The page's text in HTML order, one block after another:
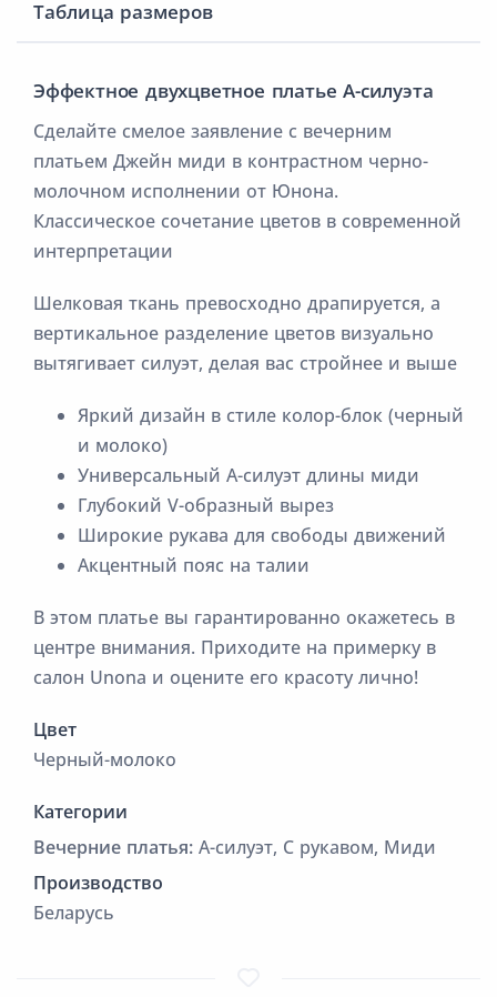
Таблица размеров
Эффектное двухцветное платье А-силуэта
Сделайте смелое заявление с вечерним
платьем Джейн миди в контрастном черно-
молочном исполнении от Юнона.
Классическое сочетание цветов в современной
интерпретации
Шелковая ткань превосходно драпируется, а
вертикальное разделение цветов визуально
вытягивает силуэт, делая вас стройнее и выше
Яркий дизайн в стиле колор-блок (черный
и молоко)
Универсальный А-силуэт длины миди
Глубокий V-образный вырез
Широкие рукава для свободы движений
Акцентный пояс на талии
В этом платье вы гарантированно окажетесь в
центре внимания. Приходите на примерку в
салон Unona и оцените его красоту лично!
Цвет
Черный-молоко
Категории
Вечерние платья: А-силуэт, С рукавом, Миди
Производство
Беларусь